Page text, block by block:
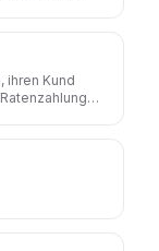
wo
du sie
ihren Kund